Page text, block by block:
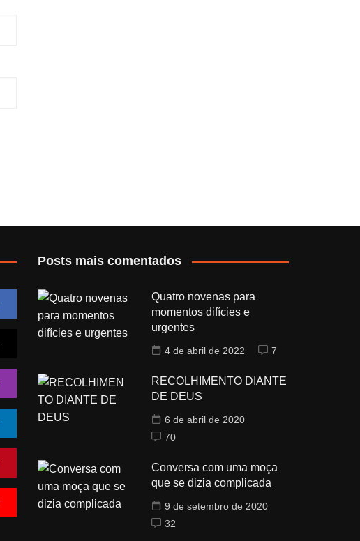
Posts mais comentados
Quatro novenas para
momentos difícies e
urgentes
4 de abril de 2022 7
RECOLHIMENTO DIANTE
DE DEUS
6 de abril de 2020
70
Conversa com uma moça
que se dizia complicada
9 de setembro de 2020
32